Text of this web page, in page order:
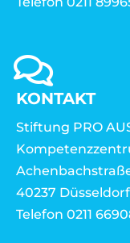
KONTAKT
Stiftung PRO
40237 Düsseldorf
Telefon 0211